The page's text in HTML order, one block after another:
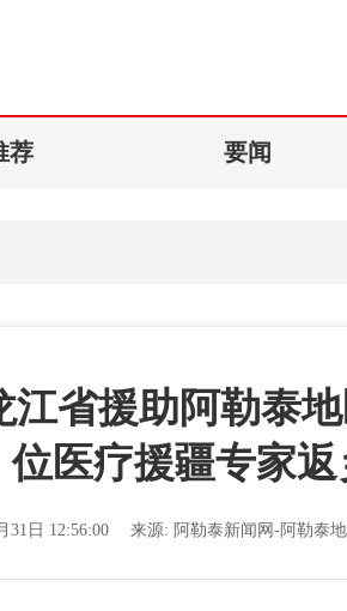
荐 要闻
江省援助阿勒泰
位医疗援疆专家返
31日 12:56:00 来源: 阿勒泰新闻网-阿勒泰